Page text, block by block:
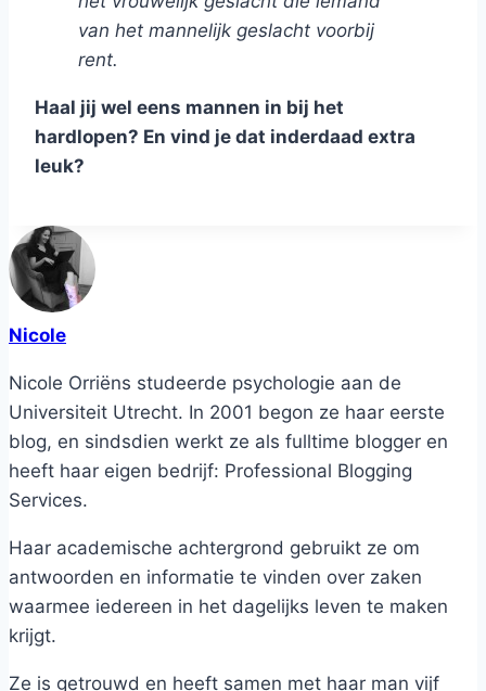
van het mannelijk geslacht voorbij
rent.
Haal jij wel eens mannen in bij het
hardlopen? En vind je dat inderdaad extra
leuk?
Nicole
Nicole Orriëns studeerde psychologie aan de
Universiteit Utrecht. In 2001 begon ze haar eerste
blog, en sindsdien werkt ze als fulltime blogger en
heeft haar eigen bedrijf: Professional Blogging
Services.
Haar academische achtergrond gebruikt ze om
antwoorden en informatie te vinden over zaken
waarmee iedereen in het dagelijks leven te maken
krijgt.
Ze is getrouwd en heeft samen met haar man vijf